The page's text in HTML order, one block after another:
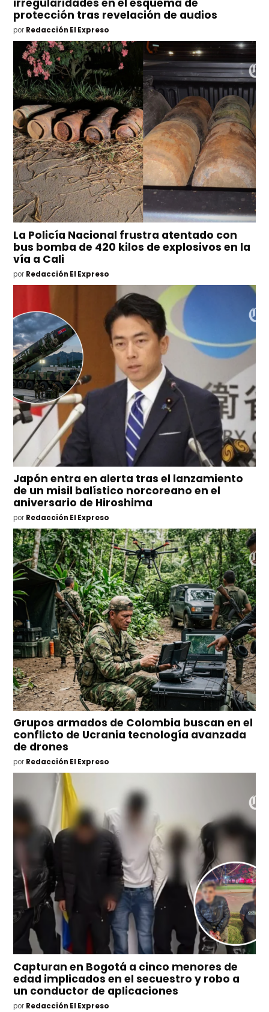
irregularidades en el esquema de
protección tras revelación de audios
por Redacción El Expreso
La Policía Nacional frustra atentado con
bus bomba de 420 kilos de explosivos en la
vía a Cali
por Redacción El Expreso
Japón entra en alerta tras el lanzamiento
de un misil balístico norcoreano en el
aniversario de Hiroshima
por Redacción El Expreso
Grupos armados de Colombia buscan en el
conflicto de Ucrania tecnología avanzada
de drones
por Redacción El Expreso
Capturan en Bogotá a cinco menores de
edad implicados en el secuestro y robo a
un conductor de aplicaciones
por Redacción El Expreso